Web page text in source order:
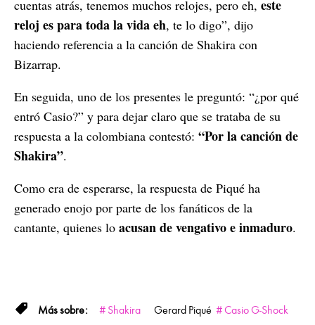
cuentas atrás, tenemos muchos relojes, pero eh, este
reloj es para toda la vida eh, te lo digo”, dijo
haciendo referencia a la canción de Shakira con
Bizarrap.
En seguida, uno de los presentes le preguntó: “¿por qué
entró Casio?” y para dejar claro que se trataba de su
respuesta a la colombiana contestó: “Por la canción de
Shakira”.
Como era de esperarse, la respuesta de Piqué ha
generado enojo por parte de los fanáticos de la
cantante, quienes lo acusan de vengativo e inmaduro.
Shakira Gerard Piqué Casio G-Shock